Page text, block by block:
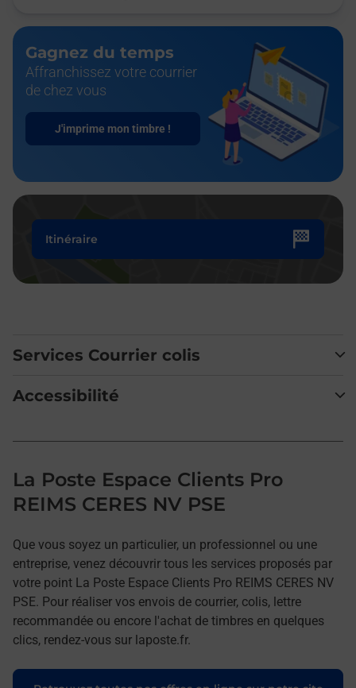
Gagnez du temps
Affranchissez votre courrier
de chez vous
J'imprime mon timbre !
Itinéraire
Services Courrier colis
Accessibilité
La Poste Espace Clients Pro
REIMS CERES NV PSE
Que vous soyez un particulier, un professionnel ou une
entreprise, venez découvrir tous les services proposés par
votre point La Poste Espace Clients Pro REIMS CERES NV
PSE. Pour réaliser vos envois de courrier, colis, lettre
recommandée ou encore l'achat de timbres en quelques
clics, rendez-vous sur laposte.fr.